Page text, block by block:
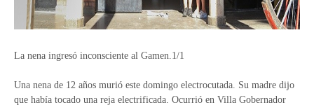
La nena ingresó inconsciente al Gamen.1/1
Una nena de 12 años murió este domingo electrocutada. Su madre dijo
que había tocado una reja electrificada. Ocurrió en Villa Gobernador